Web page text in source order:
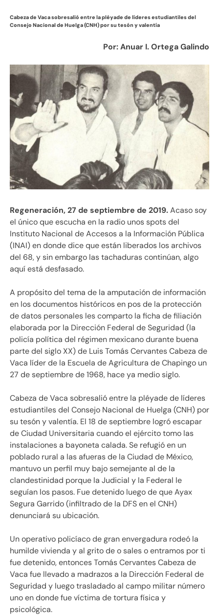
Cabeza de Vaca sobresalió entre la pléyade de líderes estudiantiles del
Consejo Nacional de Huelga (CNH) por su tesón y valentía
Por: Anuar I. Ortega Galindo
Regeneración, 27 de septiembre de 2019.Acaso soy
el único que escucha en la radio unos spots del
Instituto Nacional de Accesos a la Información Pública
(INAI) en donde dice que están liberados los archivos
del 68, y sin embargo las tachaduras continúan, algo
aquí está desfasado.
A propósito del tema de la amputación de información
en los documentos históricos en pos de la protección
de datos personales les comparto la ficha de filiación
elaborada por la Dirección Federal de Seguridad (la
policía política del régimen mexicano durante buena
parte del siglo XX) de Luis Tomás Cervantes Cabeza de
Vaca líder de la Escuela de Agricultura de Chapingo un
27 de septiembre de 1968, hace ya medio siglo.
Cabeza de Vaca sobresalió entre la pléyade de líderes
estudiantiles del Consejo Nacional de Huelga (CNH) por
su tesón y valentía. El 18 de septiembre logró escapar
de Ciudad Universitaria cuando el ejército tomo las
instalaciones a bayoneta calada. Se refugió en un
poblado rural a las afueras de la Ciudad de México,
mantuvo un perfil muy bajo semejante al de la
clandestinidad porque la Judicial y la Federal le
seguían los pasos. Fue detenido luego de que Ayax
Segura Garrido (infiltrado de la DFS en el CNH)
denunciará su ubicación.
Un operativo policíaco de gran envergadura rodeó la
humilde vivienda y al grito de o sales o entramos por ti
fue detenido, entonces Tomás Cervantes Cabeza de
Vaca fue llevado a madrazos a la Dirección Federal de
Seguridad y luego trasladado al campo militar número
uno en donde fue víctima de tortura física y
psicológica.